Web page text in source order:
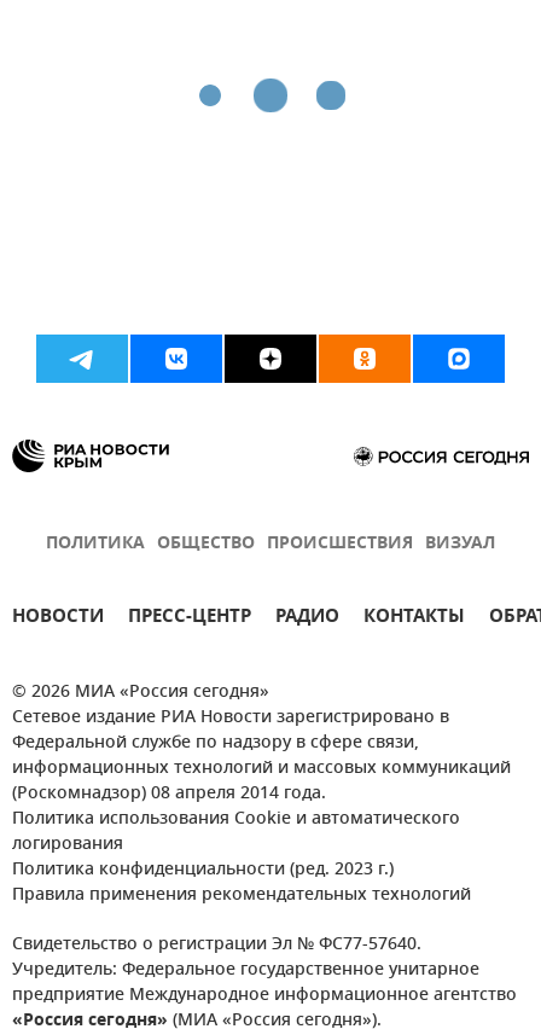
ПОЛИТИКА ОБЩЕСТВО ПРОИСШЕСТВИЯ ВИЗУАЛ
НОВОСТИ ПРЕСС-ЦЕНТР РАДИО КОНТАКТЫ
© 2026 МИА «Россия сегодня»
Сетевое издание РИА Новости зарегистрировано в
Федеральной службе по надзору в сфере связи,
информационных технологий и массовых коммуникаций
(Роскомнадзор) 08 апреля 2014 года.
Политика использования Cookie и автоматического
логирования
Политика конфиденциальности (ред. 2023 г.)
Правила применения рекомендательных технологий
Свидетельство о регистрации Эл № ФС77-57640.
Учредитель: Федеральное государственное унитарное
предприятие Международное информационное агентство
«Россия сегодня» (МИА «Россия сегодня»).